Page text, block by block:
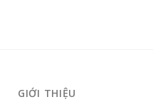
GIỚI THIỆU